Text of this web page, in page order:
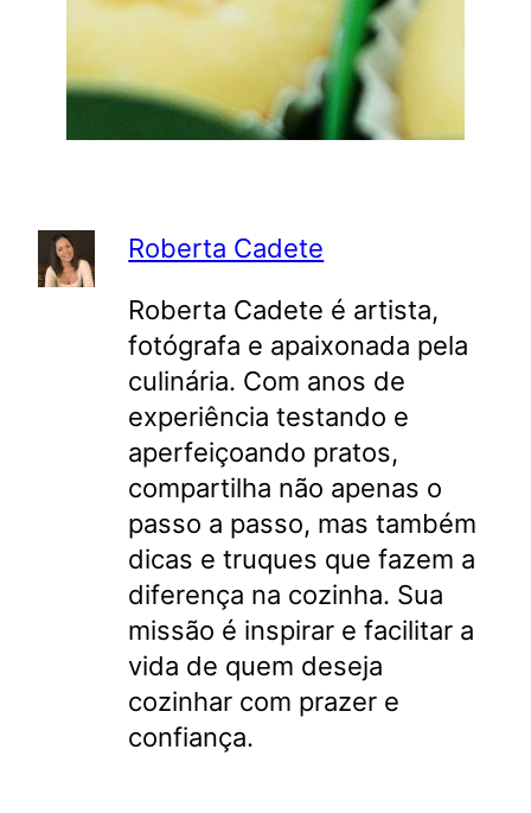
Roberta Cadete
Roberta Cadete é artista,
fotógrafa e apaixonada pela
culinária. Com anos de
experiência testando e
aperfeiçoando pratos,
compartilha não apenas o
passo a passo, mas também
dicas e truques que fazem a
diferença na cozinha. Sua
missão é inspirar e facilitar a
vida de quem deseja
cozinhar com prazer e
confiança.